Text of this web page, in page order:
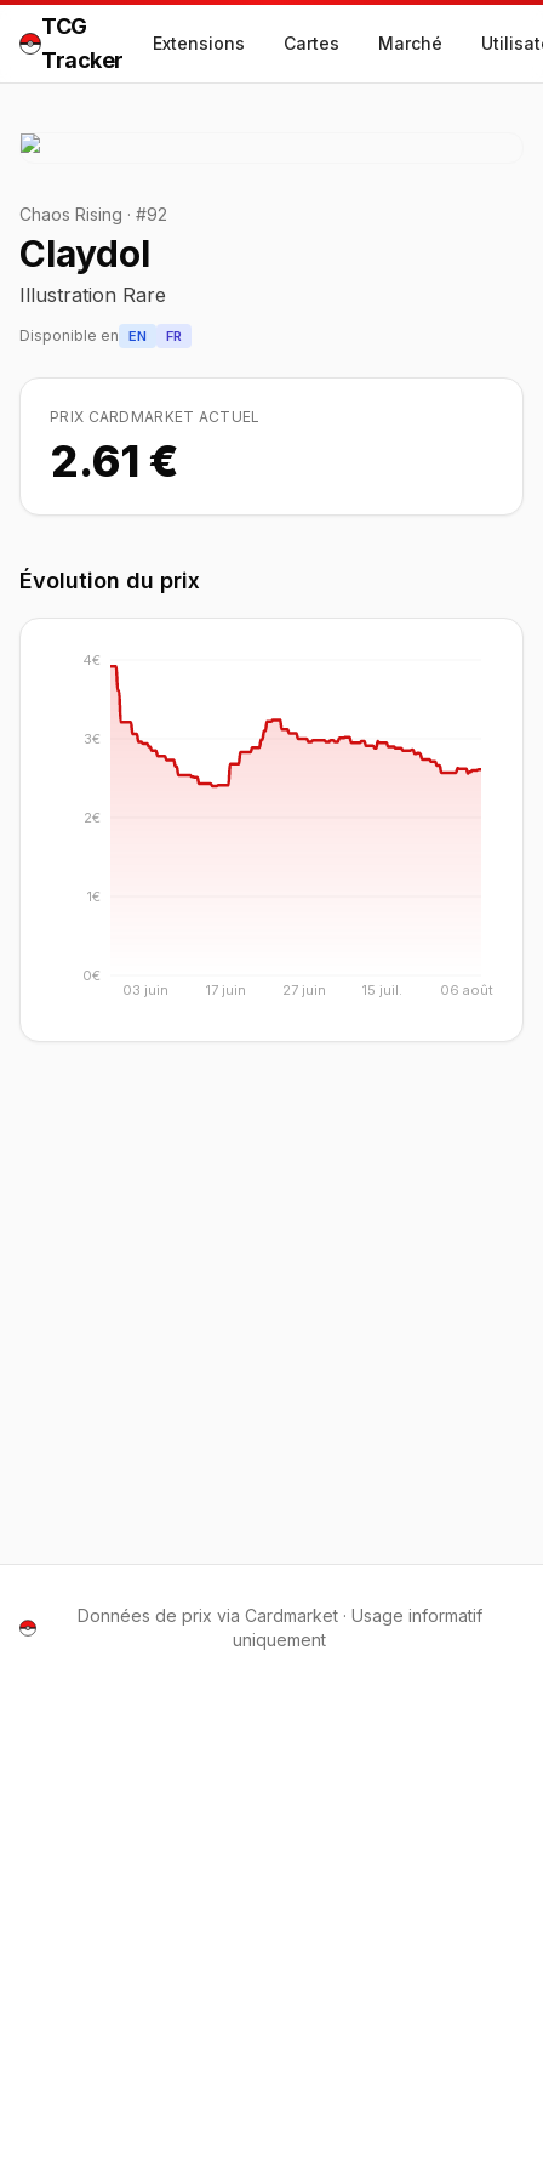
TCG
Tracker
Extensions Cartes Marché
Chaos Rising · #92
Claydol
Illustration Rare
Disponible en EN FR
PRIX CARDMARKET ACTUEL
2.61 €
Évolution du prix
03 juin 17 juin 27 juin 15 juil. 06 août
0€
1€
2€
3€
4€
Données de prix via Cardmarket · Usage informatif
uniquement